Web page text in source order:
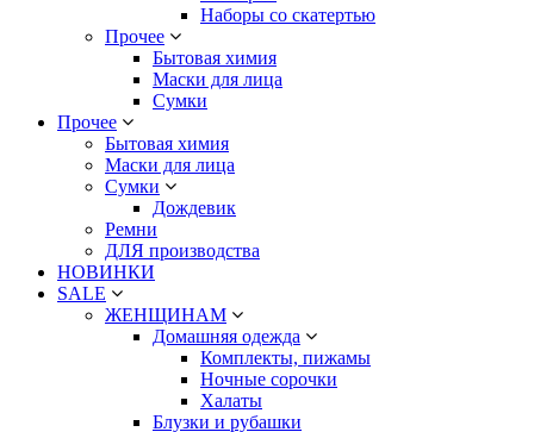
Наборы со скатертью
Прочее
Бытовая химия
Маски для лица
Сумки
Прочее
Бытовая химия
Маски для лица
Сумки
Дождевик
Ремни
ДЛЯ производства
НОВИНКИ
SALE
ЖЕНЩИНАМ
Домашняя одежда
Комплекты, пижамы
Ночные сорочки
Халаты
Блузки и рубашки